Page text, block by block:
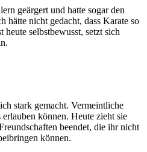
geärgert und hatte sogar den
hätte nicht gedacht, dass Karate so
selbstbewusst, setzt sich
stark gemacht. Vermeintliche
können. Heute zieht sie
beendet, die ihr nicht
können.